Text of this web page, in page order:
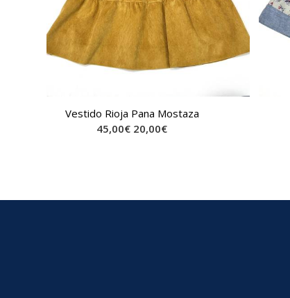
Vestido Rioja Pana Mostaza
45,00€ 20,00€